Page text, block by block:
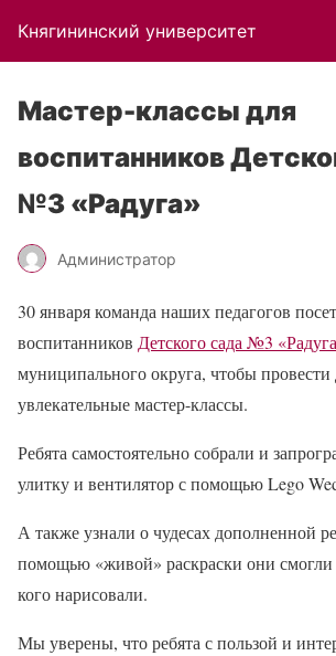
Княгининский университет
Мастер-классы для
воспитанников
№3 «Радуга»
Администратор
30 января команда наших педагогов
воспитанников Детского сада №3
муниципального округа, чтобы провести
увлекательные мастер-классы.
Ребята самостоятельно собрали и
улитку и вентилятор с помощью Lego
А также узнали о чудесах дополненной
помощью «живой» раскраски они смогли
кого нарисовали.
Мы уверены, что ребята с пользой и